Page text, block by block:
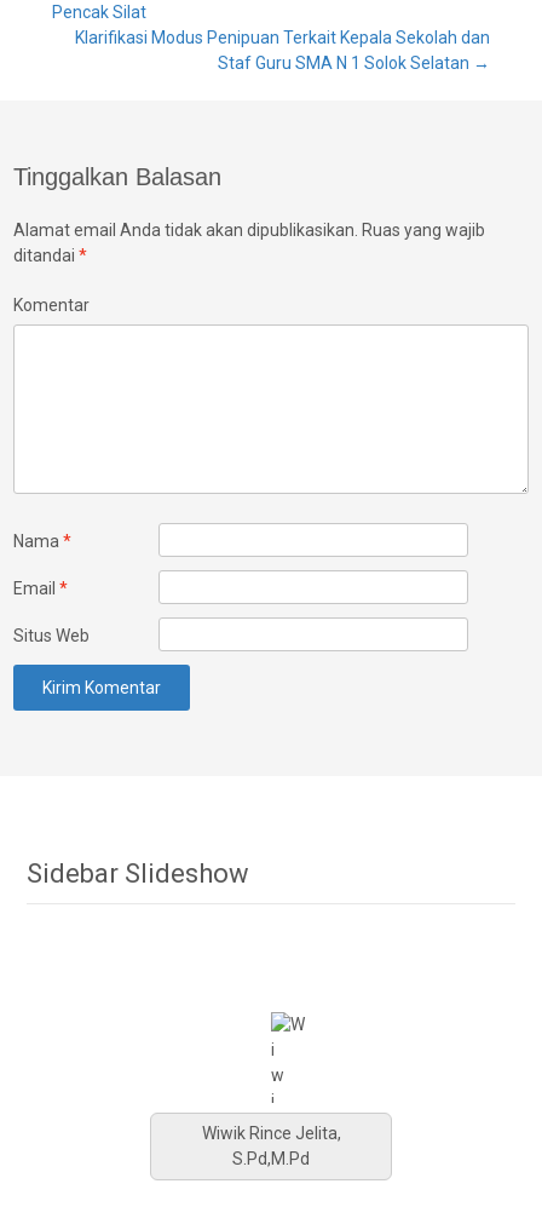
navigation
Pencak Silat
Klarifikasi Modus Penipuan Terkait Kepala Sekolah dan
Staf Guru SMA N 1 Solok Selatan →
Tinggalkan Balasan
Alamat email Anda tidak akan dipublikasikan. Ruas yang wajib
ditandai*
Komentar
Nama*
Email*
Situs Web
Sidebar Slideshow
Wiwik Rince Jelita,
S.Pd,M.Pd